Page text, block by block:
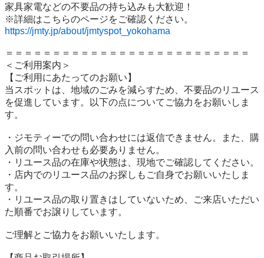
家具家電などの不要品の持ち込みも大歓迎！
https://jmty.jp/about/jmtyspot_yokohama
＝＝＝＝＝＝＝＝＝＝＝＝＝＝＝＝＝＝＝＝＝＝＝＝＝＝
＜ご利用案内＞
【ご利用にあたってのお願い】
当スポットは、地域のごみを減らすため、不要品のリユース
を促進しています。以下の点についてご協力をお願いしま
す。
・ジモティーでの問い合わせには返信できません。また、購
入前の問い合わせも必要ありません。
・リユース品の在庫や状態は、現地でご確認してください。
・店内でのリユース品のお探しもご自身でお願いいたしま
す。
・リユース品の取り置きはしていないため、ご来店いただい
た順番でお譲りしています。
ご理解とご協力をお願いいたします。